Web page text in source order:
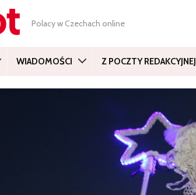
Polacy w Czechach online
WIADOMOŚCI Z POCZTY REDAKCYJNEJ